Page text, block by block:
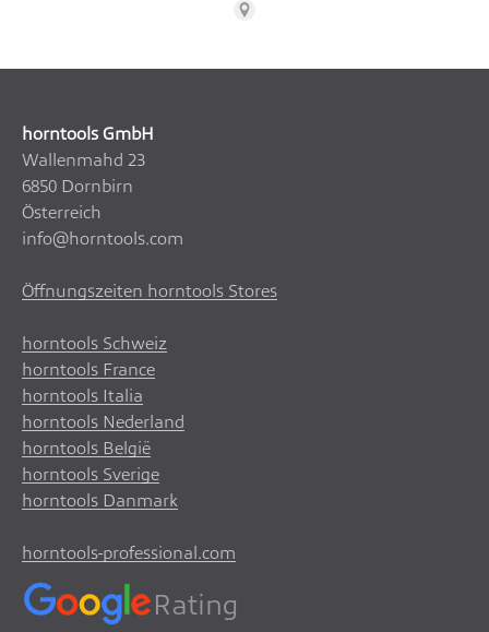
horntools GmbH
Wallenmahd 23
6850 Dornbirn
Österreich
info@horntools.com
Öffnungszeiten horntools Stores
horntools Schweiz
horntools France
horntools Italia
horntools Nederland
horntools België
horntools Sverige
horntools Danmark
horntools-professional.com
Rating